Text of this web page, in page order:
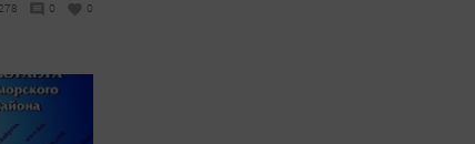
278 0 0